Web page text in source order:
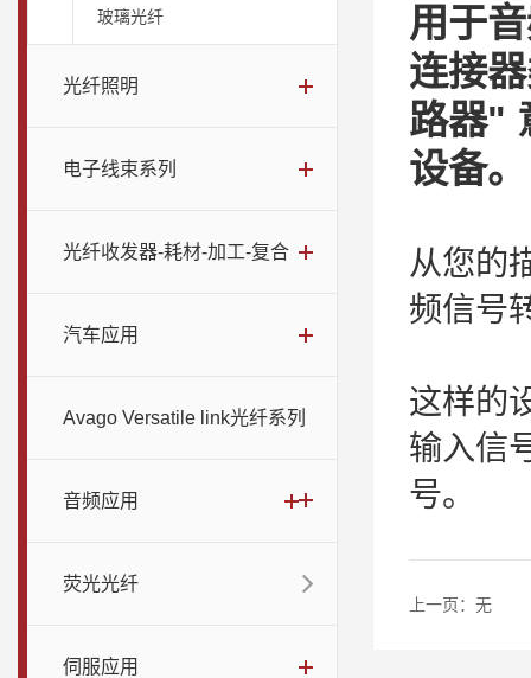
玻璃光纤
光纤照明
电子线束系列
光纤收发器-耗材-加工-复合
汽车应用
Avago Versatile link光纤系列
音频应用
荧光光纤
伺服应用
用于
连接
路器"
设备。
从您的
频信号
这样的
输入信
号。
上一页： 无